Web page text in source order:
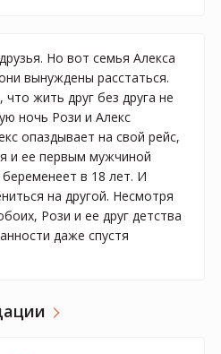
Но вот семья Алекса
вынуждены расстаться.
жить друг без друга не
ночь Рози и Алекс
опаздывает на свой рейс,
и ее первым мужчиной
в 18 лет. И
на другой. Несмотря
Рози и ее друг детства
даже спустя